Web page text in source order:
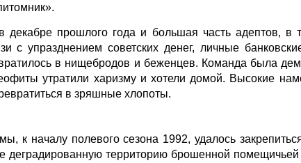
прошлого года и большая часть адептов, в
с упразднением советских денег, личные
в нищебродов и беженцев. Команда была
утратили харизму и хотели домой. Высокие
в зряшные хлопоты.
к началу полевого сезона 1992, удалось
деградированную территорию брошенной